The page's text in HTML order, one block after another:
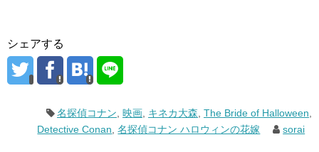
シェアする
名探偵コナン 映画 キネカ大森 The Bride of Halloween
Detective Conan ,名探偵コナン ハロウィンの花嫁 sorai